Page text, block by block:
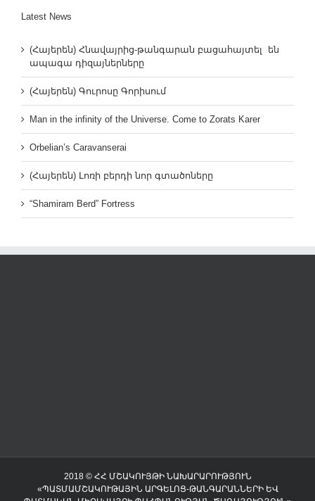
Latest News
(Հայերեն) Հնավայրից-թանգարան բացահայտել են
ապագա դիզայներները
(Հայերեն) Գուրոսը Գորիսում
Man in the infinity of the Universe. Come to Zorats Karer
Orbelian’s Caravanserai
(Հայերեն) Լոռի բերդի նոր գտածոները
“Shamiram Berd” Fortress
2018 © ՀՀ ՄՇԱԿՈՒՅԹԻ ՆԱԽԱՐԱՐՈՒԹՅՈՒՆ
«ՊԱՏՄԱՄՇԱԿՈՒԹԱՅԻՆ ԱՐԳԵԼՈՑ-ԹԱՆԳԱՐԱՆՆԵՐԻ ԵՎ